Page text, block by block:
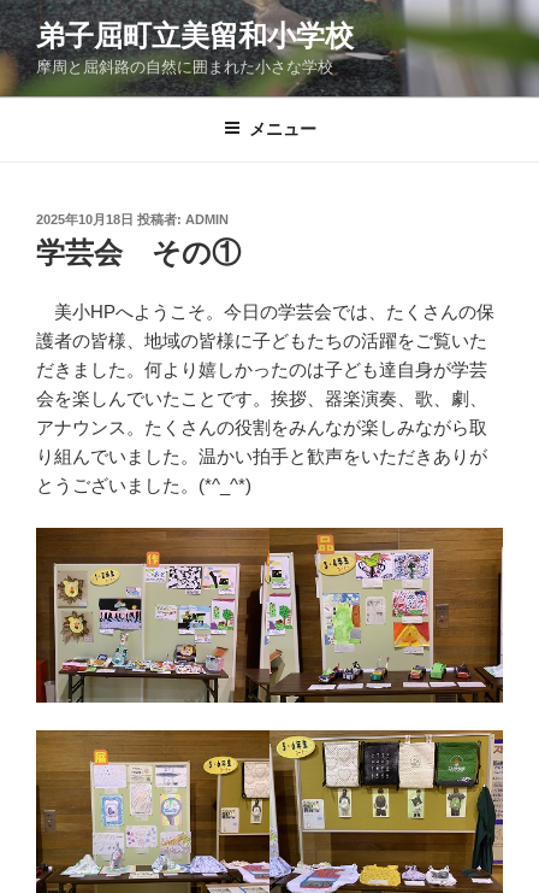
コ
ン
ン
弟子屈町立美留和小学校
摩周と屈斜路の自然に囲まれた小さな学校
メニュー
投
稿
日:
2025年10月18日 投稿者: ADMIN
学芸会 その①
美小HPへようこそ。今日の学芸会では、たくさんの保
護者の皆様、地域の皆様に子どもたちの活躍をご覧いた
だきました。何より嬉しかったのは子ども達自身が学芸
会を楽しんでいたことです。挨拶、器楽演奏、歌、劇、
アナウンス。たくさんの役割をみんなが楽しみながら取
り組んでいました。温かい拍手と歓声をいただきありが
とうございました。(*^_^*)